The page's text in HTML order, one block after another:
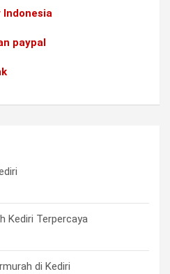
Indonesia
paypal
Kediri Terpercaya
di Kediri